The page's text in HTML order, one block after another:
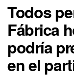
Todos
Fábrica
podría
en el